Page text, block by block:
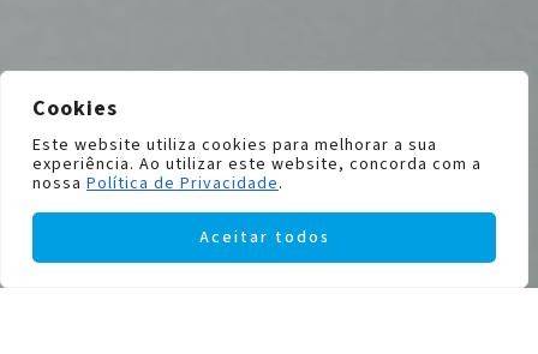
Cookies
Este website utiliza cookies para melhorar a sua
experiência. Ao utilizar este website, concorda com a
nossa Política de Privacidade.
Aceitar todos